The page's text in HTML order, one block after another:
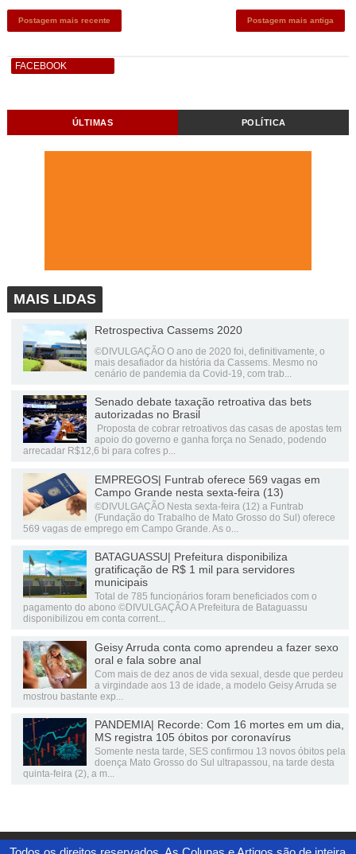
Postagem mais recente Postagem mais antiga
FACEBOOK
ÚLTIMAS POLÍTICA
MAIS LIDAS
Retrospectiva Cassems 2020
©DIVULGAÇÃO O ano de 2020 foi, definitivamente, o
mais desafiador da história da Cassems. Mesmo no
cenário de pandemia da Covid-19, com trab...
Senado debate taxação retroativa das bets
autorizadas no Brasil
Proposta de cobrar retroativos das casas de apostas tem
apoio do governo e ganha força no Senado, podendo
arrecadar R$12,6 bi para cofres p...
EMPREGOS| Funtrab oferece 569 vagas em
Campo Grande nesta sexta-feira (13)
©DIVULGAÇÃO Nesta sexta-feira (12) a Funtrab
(Fundação do Trabalho de Mato Grosso do Sul) oferece
569 vagas de emprego em Campo Grande. As o...
BATAGUASSU| Prefeitura disponibiliza
gratificação de R$ 1 mil para servidores
municipais
Total de 785 funcionários foram beneficiados com o
pagamento do abono ©DIVULGAÇÃO A Prefeitura de Bataguassu
disponibilizou em conta corrent...
Geisy Arruda conta como aprendeu a fazer sexo
oral e fala sobre anal
Com mais de dez anos de vida sexual, desde que perdeu
a virgindade aos 13 de idade, a modelo Geisy Arruda se
mostrou bastante exp...
PANDEMIA| Recorde: Com 16 mortes em um dia,
MS registra 105 óbitos por coronavírus
Somente nesta tarde, SES confirmou 13 novos óbitos pela
doença Mato Grosso do Sul ultrapassou, na tarde desta
quinta-feira (2), a m...